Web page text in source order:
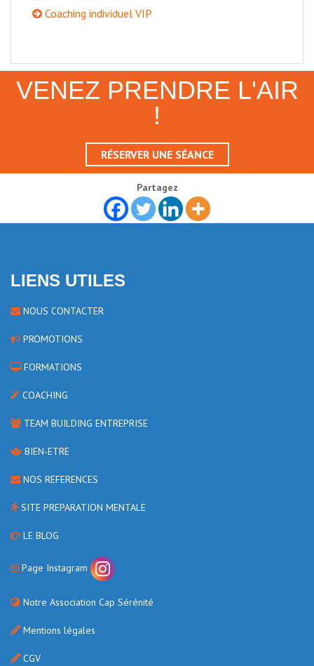
Coaching individuel VIP
VENEZ PRENDRE L'AIR
!
RÉSERVER UNE SÉANCE
Partagez
LIENS UTILES
NOUS CONTACTER
PROMOTIONS
FORMATIONS
COACHING
TEAM BUILDING ENTREPRISE
BIEN-ETRE
NOS REFERENCES
SITE PREPARATION MENTALE
LE BLOG
Page Instagram
Notre Association Cap Sérénité
Mentions légales
CGV